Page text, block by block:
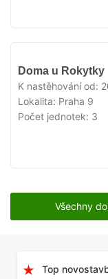
Doma u Rokytky
K nastěhování od:
Lokalita: Praha 9
Počet jednotek: 3
Všechny
Top